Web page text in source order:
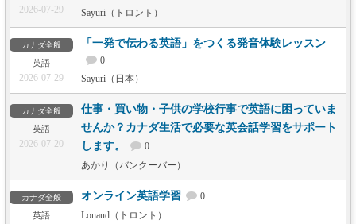
2026-07-29
Sayuri（トロント）
カナダ全般
英語
2026-07-29
「一発で伝わる英語」をつくる発音体験レッスン
0
Sayuri（日本）
カナダ全般
英語
2026-07-20
仕事・買い物・子供の学校行事で英語に困っていま
せんか？カナダ生活で必要な英会話学習をサポート
します。
0
あかり（バンクーバー）
カナダ全般
英語
オンライン英語学習
0
Lonaud（トロント）